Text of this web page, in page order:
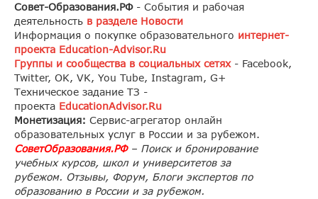
Совет-Образования.РФ- События и рабочая
деятельность в разделе Новости
Информация о покупке образовательного интернет-
проекта Education-Advisor.Ru
Группы и сообщества в социальных сетях- Facebook,
Twitter, OK, VK, You Tube, Instagram, G+
Техническое задание ТЗ -
проекта EducationAdvisor.Ru
Монетизация: Cервис-агрегатор онлайн
образовательных услуг в России и за рубежом.
СоветОбразования.РФ– Поиск и бронирование
учебных курсов, школ и университетов за
рубежом. Отзывы, Форум, Блоги экспертов по
образованию в России и за рубежом.